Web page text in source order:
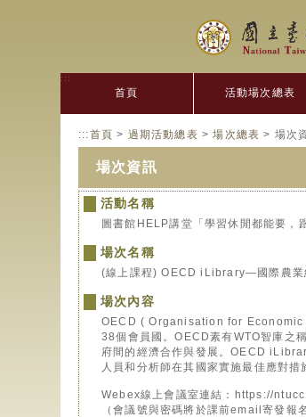
:::
首頁 活動場次總表
:::首頁 > 過期活動總表 >場次總表 > 場次
場次資訊
活動名稱
圖書館HELP講堂「學習休閒都能要，
場次名稱
(線上課程) OECD iLibrary—國際農業
場次內容
OECD ( Organisation for Economic
38個會員國。OECD素有WTO智庫之
府間的經濟合作與發展。OECD
人員和分析師在其國家實施最佳應對措
Webex線上會議室連結：https://
（會議號與密碼將於課前email寄發報